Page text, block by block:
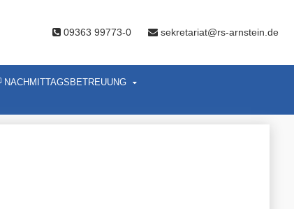
09363 99773-0 sekretariat@rs-arnstein.de
NACHMITTAGSBETREUUNG